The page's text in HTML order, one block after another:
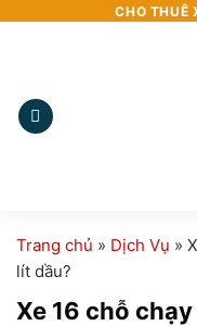
dung
CHO THUÊ
Trang chủ » Dịch Vụ »
lít dầu?
Xe 16 chỗ